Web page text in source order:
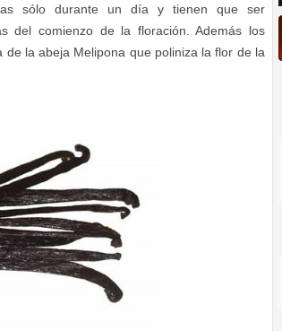
sólo durante un día y tienen que ser
del comienzo de la floración. Además los
la abeja Melipona que poliniza la flor de la